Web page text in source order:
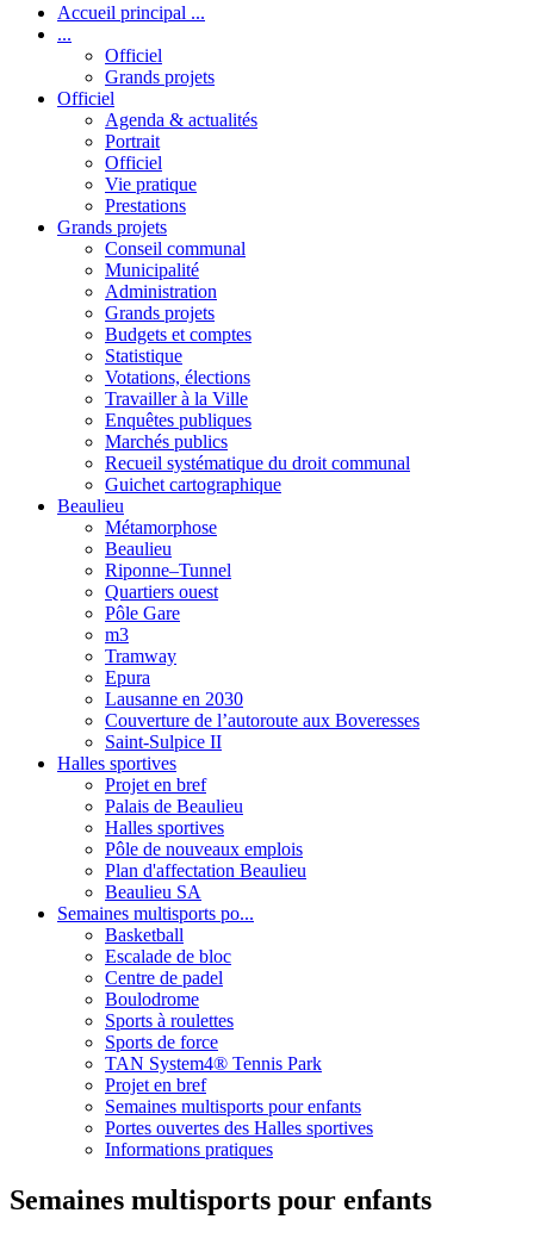
Accueil principal ...
...
Officiel
Grands projets
Officiel
Agenda & actualités
Portrait
Officiel
Vie pratique
Prestations
Grands projets
Conseil communal
Municipalité
Administration
Grands projets
Budgets et comptes
Statistique
Votations, élections
Travailler à la Ville
Enquêtes publiques
Marchés publics
Recueil systématique du droit communal
Guichet cartographique
Beaulieu
Métamorphose
Beaulieu
Riponne–Tunnel
Quartiers ouest
Pôle Gare
m3
Tramway
Epura
Lausanne en 2030
Couverture de l’autoroute aux Boveresses
Saint-Sulpice II
Halles sportives
Projet en bref
Palais de Beaulieu
Halles sportives
Pôle de nouveaux emplois
Plan d'affectation Beaulieu
Beaulieu SA
Semaines multisports po...
Basketball
Escalade de bloc
Centre de padel
Boulodrome
Sports à roulettes
Sports de force
TAN System4® Tennis Park
Projet en bref
Semaines multisports pour enfants
Portes ouvertes des Halles sportives
Informations pratiques
Semaines multisports pour enfants